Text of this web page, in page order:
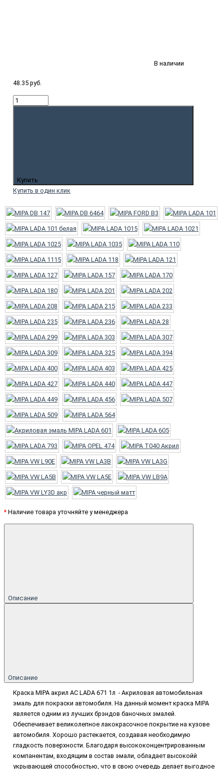
В наличии
48.35 руб.
Купить
Купить в один клик
* Наличие товара уточняйте у менеджера
Описание
Описание
Краска MIPA акрил AC LADA 671 1л - Акриловая автомобильная
эмаль для покраски автомобиля. На данный момент краска MIPA
является одним из лучших брэндов баночных эмалей.
Обеспечивает великолепное лакокрасочное покрытие на кузове
автомобиля. Хорошо растекается, создавая необходимую
гладкость поверхности. Благодаря высококонцентрированным
компанентам, входящим в состав эмали, обладает высокойй
укрывающей способностью, что в свою очередь делает выгодное